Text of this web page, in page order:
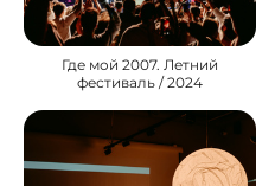
Где мой 2007. Летний
фестиваль / 2024